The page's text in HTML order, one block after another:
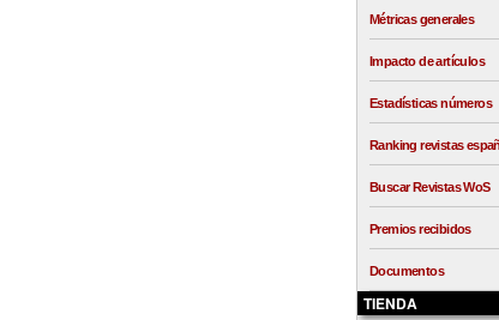
Métricas generales
Impacto de artículos
Estadísticas números
Ranking revistas
Buscar Revistas WoS
Premios recibidos
Documentos
TIENDA